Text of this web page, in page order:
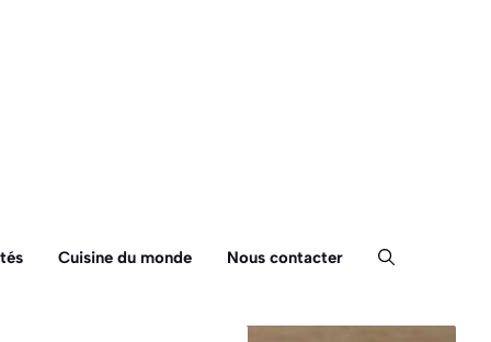
Cuisine du monde Nous contacter